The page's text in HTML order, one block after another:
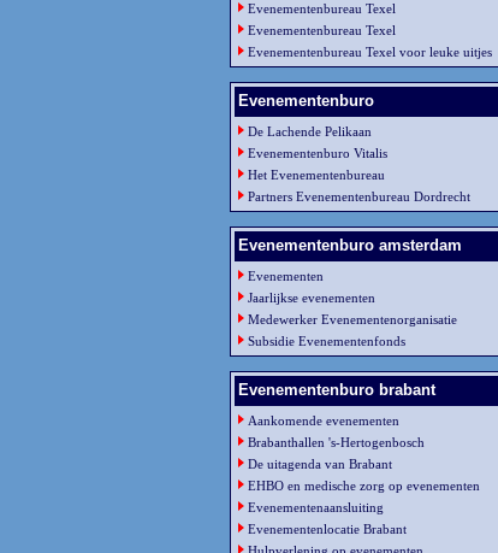
Evenementenbureau Texel
Evenementenbureau Texel
Evenementenbureau Texel voor leuke uitjes
Evenementenburo
De Lachende Pelikaan
Evenementenburo Vitalis
Het Evenementenbureau
Partners Evenementenbureau Dordrecht
Evenementenburo amsterdam
Evenementen
Jaarlijkse evenementen
Medewerker Evenementenorganisatie
Subsidie Evenementenfonds
Evenementenburo brabant
Aankomende evenementen
Brabanthallen 's-Hertogenbosch
De uitagenda van Brabant
EHBO en medische zorg op evenementen
Evenementenaansluiting
Evenementenlocatie Brabant